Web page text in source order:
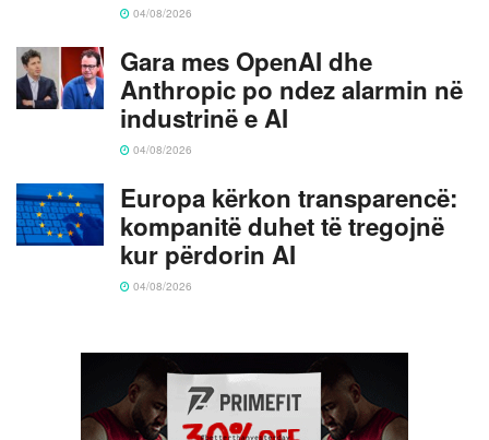
04/08/2026
Gara mes OpenAI dhe
Anthropic po ndez alarmin në
industrinë e AI
04/08/2026
Europa kërkon transparencë:
kompanitë duhet të tregojnë
kur përdorin AI
04/08/2026